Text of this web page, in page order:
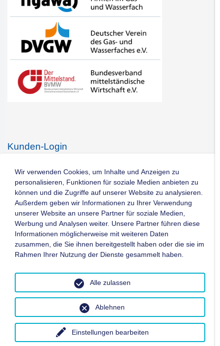
Kunden-Login
Kontakt
Impressum
Datenschutz
AGB
2026 - WTG Deutschland GmbH / Alle Rechte
Zum Seitenanfang
Wir verwenden Cookies, um Inhalte und Anzeigen zu
personalisieren, Funktionen für soziale Medien anbieten zu
können und die Zugriffe auf unserer Website zu analysieren.
Außerdem geben wir Informationen zu Ihrer Verwendung
unserer Website an unsere Partner für soziale Medien,
Werbung und Analysen weiter. Unsere Partner führen diese
Informationen möglicherweise mit weiteren Daten
zusammen, die Sie ihnen bereitgestellt haben oder die sie im
Rahmen Ihrer Nutzung der Dienste gesammelt haben.
Einstellungen bearbeiten
Ablehnen
Alle zulassen